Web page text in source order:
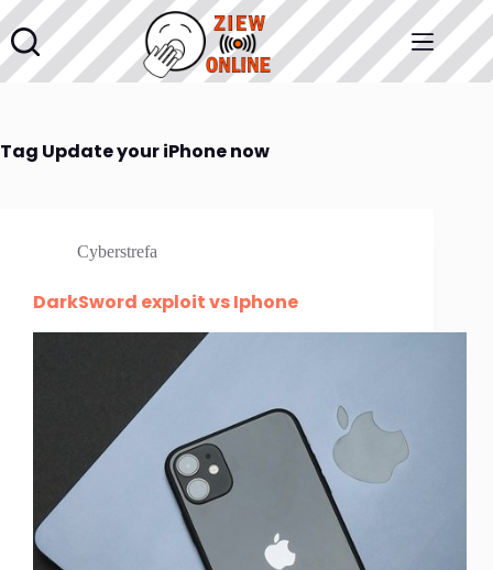
Przejdź
do
treści
Tag Update your iPhone now
Cyberstrefa
DarkSword exploit vs Iphone